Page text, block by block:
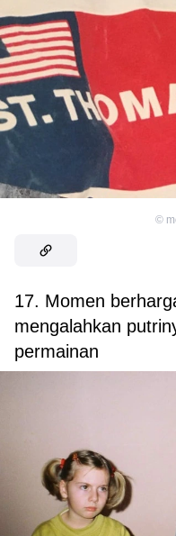
©
17. Momen
mengalahkan
permainan